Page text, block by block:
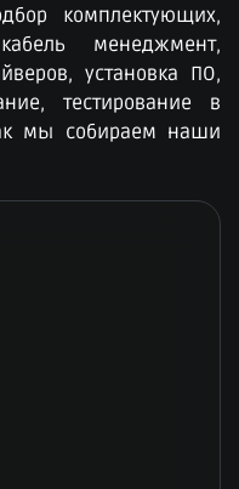
комплектующих,
менеджмент,
установка ПО,
тестирование в
мы собираем наши